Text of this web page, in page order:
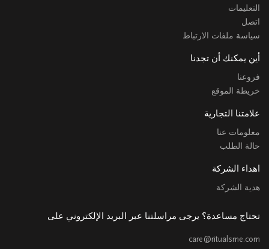
التعليمات
اتصل
سياسة ملفات الارتباط
أين يمكنك أن تجدنا
فروعنا
خريطة الموقع
علامتنا التجارية
معلومات عنا
حالة الطلب
اهداء الشركة
هدية الشركة
تحتاج مساعدة؟ يرجى مراسلتنا عبر البريد الإلكتروني على
care@ritualsme.com